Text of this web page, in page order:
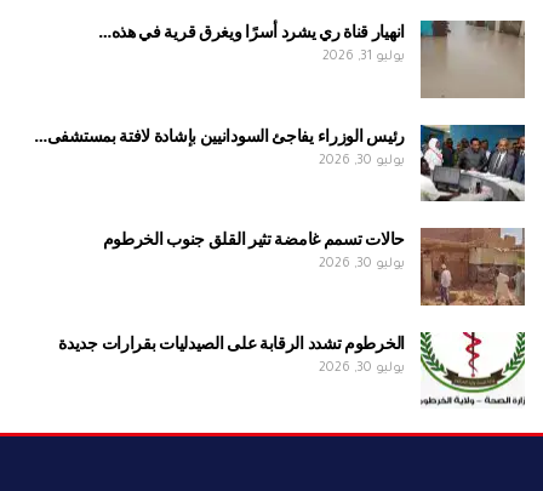
انهيار قناة ري يشرد أسرًا ويغرق قرية في هذه…
يوليو 31, 2026
رئيس الوزراء يفاجئ السودانيين بإشادة لافتة بمستشفى…
يوليو 30, 2026
حالات تسمم غامضة تثير القلق جنوب الخرطوم
يوليو 30, 2026
الخرطوم تشدد الرقابة على الصيدليات بقرارات جديدة
يوليو 30, 2026